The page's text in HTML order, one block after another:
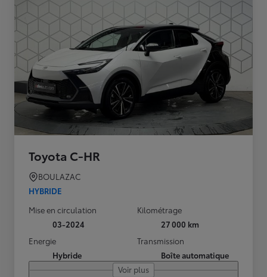
Toyota C-HR
BOULAZAC
HYBRIDE
Mise en circulation
03-2024
Kilométrage
27 000 km
Energie
Hybride
Transmission
Boîte automatique
Voir plus